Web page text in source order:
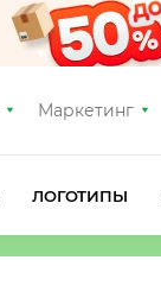
Маркетинг
ЛОГОТИПЫ